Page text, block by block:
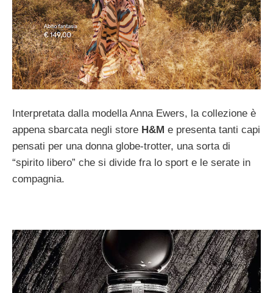
Interpretata dalla modella Anna Ewers, la collezione è
appena sbarcata negli store H&M e presenta tanti capi
pensati per una donna globe-trotter, una sorta di
“spirito libero” che si divide fra lo sport e le serate in
compagnia.